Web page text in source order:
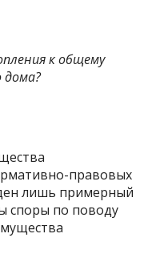
к общему
дома?
правовых
лишь примерный
споры по поводу